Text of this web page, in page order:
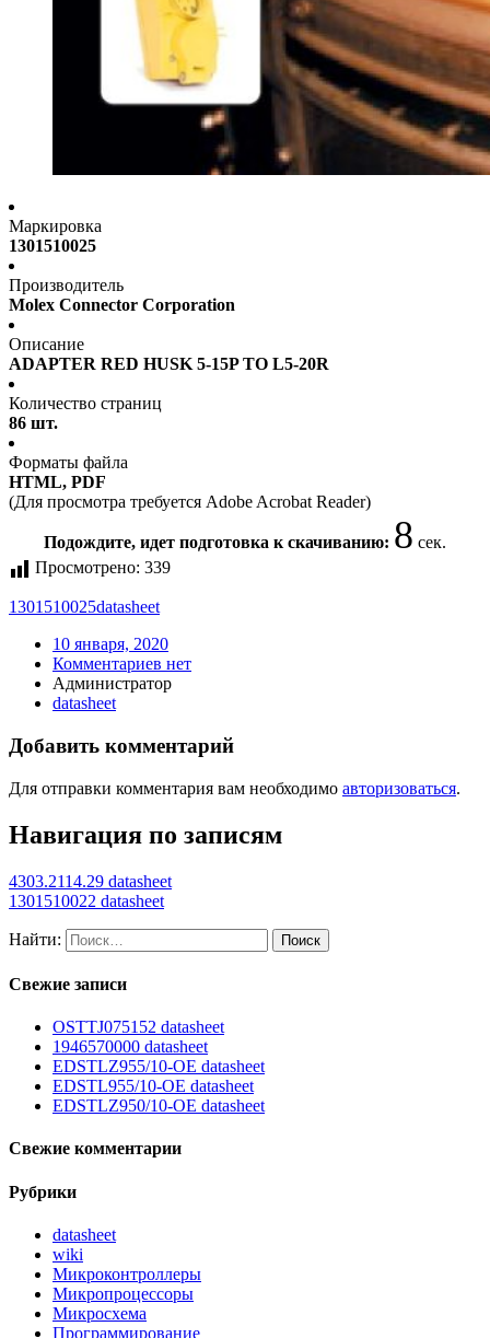
Маркировка
1301510025
Производитель
Molex Connector Corporation
Описание
ADAPTER RED HUSK 5-15P TO L5-20R
Количество страниц
86 шт.
Форматы файла
HTML, PDF
(Для просмотра требуется Adobe Acrobat Reader)
Подождите, идет подготовка к скачиванию: 8 сек.
Просмотрено: 339
1301510025datasheet
10 января, 2020
Комментариев нет
Администратор
datasheet
Добавить комментарий
Для отправки комментария вам необходимо авторизоваться.
Навигация по записям
4303.2114.29 datasheet
1301510022 datasheet
Найти:
Свежие записи
OSTTJ075152 datasheet
1946570000 datasheet
EDSTLZ955/10-OE datasheet
EDSTL955/10-OE datasheet
EDSTLZ950/10-OE datasheet
Свежие комментарии
Рубрики
datasheet
wiki
Микроконтроллеры
Микропроцессоры
Микросхема
Программирование